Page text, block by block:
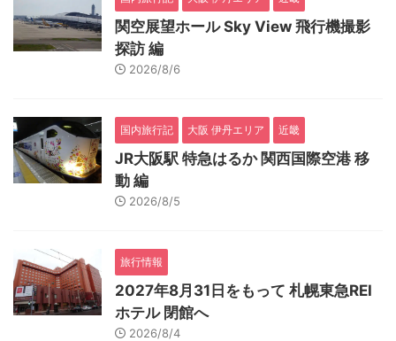
関空展望ホール Sky View 飛行機撮影
探訪 編
2026/8/6
国内旅行記 大阪 伊丹エリア 近畿
JR大阪駅 特急はるか 関西国際空港 移
動 編
2026/8/5
旅行情報
2027年8月31日をもって 札幌東急REI
ホテル 閉館へ
2026/8/4